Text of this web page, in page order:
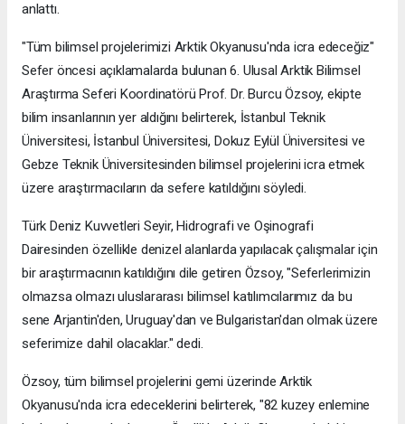
anlattı.
"Tüm bilimsel projelerimizi Arktik Okyanusu'nda icra edeceğiz"
Sefer öncesi açıklamalarda bulunan 6. Ulusal Arktik Bilimsel
Araştırma Seferi Koordinatörü Prof. Dr. Burcu Özsoy, ekipte
bilim insanlarının yer aldığını belirterek, İstanbul Teknik
Üniversitesi, İstanbul Üniversitesi, Dokuz Eylül Üniversitesi ve
Gebze Teknik Üniversitesinden bilimsel projelerini icra etmek
üzere araştırmacıların da sefere katıldığını söyledi.
Türk Deniz Kuvvetleri Seyir, Hidrografi ve Oşinografi
Dairesinden özellikle denizel alanlarda yapılacak çalışmalar için
bir araştırmacının katıldığını dile getiren Özsoy, "Seferlerimizin
olmazsa olmazı uluslararası bilimsel katılımcılarımız da bu
sene Arjantin'den, Uruguay'dan ve Bulgaristan'dan olmak üzere
seferimize dahil olacaklar." dedi.
Özsoy, tüm bilimsel projelerini gemi üzerinde Arktik
Okyanusu'nda icra edeceklerini belirterek, "82 kuzey enlemine